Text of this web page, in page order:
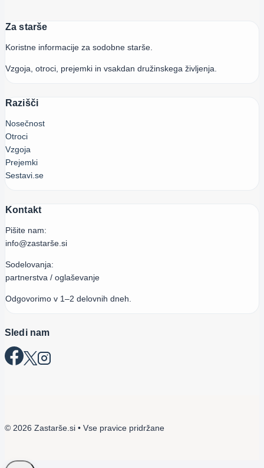
Za starše
Koristne informacije za sodobne starše.
Vzgoja, otroci, prejemki in vsakdan družinskega življenja.
Razišči
Nosečnost
Otroci
Vzgoja
Prejemki
Sestavi.se
Kontakt
Pišite nam:
info@zastarše.si
Sodelovanja:
partnerstva / oglaševanje
Odgovorimo v 1–2 delovnih dneh.
Sledi nam
© 2026 Zastarše.si • Vse pravice pridržane